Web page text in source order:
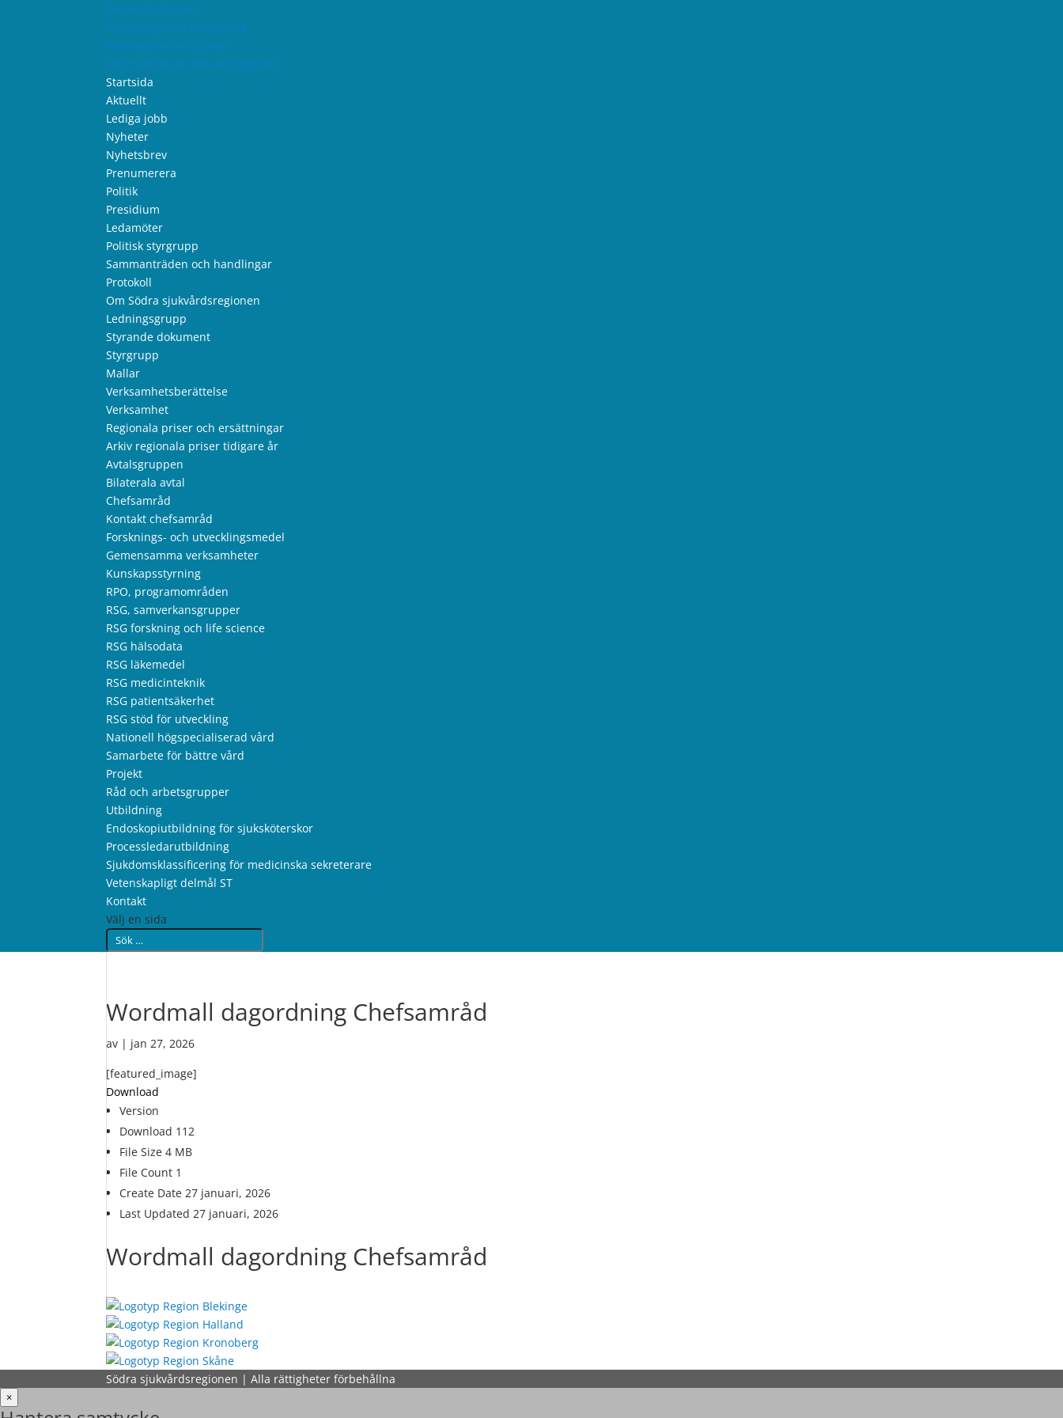
Om webbplatsen
Tillgänglighetsredogörelse
Information om cookies
Information om personuppgifter
Startsida
Aktuellt
Lediga jobb
Nyheter
Nyhetsbrev
Prenumerera
Politik
Presidium
Ledamöter
Politisk styrgrupp
Sammanträden och handlingar
Protokoll
Om Södra sjukvårdsregionen
Ledningsgrupp
Styrande dokument
Styrgrupp
Mallar
Verksamhetsberättelse
Verksamhet
Regionala priser och ersättningar
Arkiv regionala priser tidigare år
Avtalsgruppen
Bilaterala avtal
Chefsamråd
Kontakt chefsamråd
Forsknings- och utvecklingsmedel
Gemensamma verksamheter
Kunskapsstyrning
RPO, programområden
RSG, samverkansgrupper
RSG forskning och life science
RSG hälsodata
RSG läkemedel
RSG medicinteknik
RSG patientsäkerhet
RSG stöd för utveckling
Nationell högspecialiserad vård
Samarbete för bättre vård
Projekt
Råd och arbetsgrupper
Utbildning
Endoskopiutbildning för sjuksköterskor
Processledarutbildning
Sjukdomsklassificering för medicinska sekreterare
Vetenskapligt delmål ST
Kontakt
Välj en sida
Wordmall dagordning Chefsamråd
av | jan 27, 2026
[featured_image]
Download
Version
Download 112
File Size4 MB
File Count 1
Create Date27 januari, 2026
Last Updated27 januari, 2026
Wordmall dagordning Chefsamråd
Södra sjukvårdsregionen | Alla rättigheter förbehållna
×